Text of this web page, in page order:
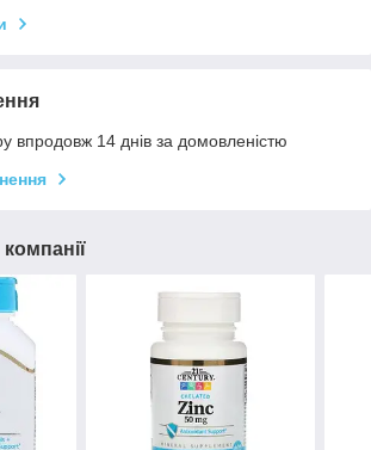
впродовж 14 днів за домовленістю